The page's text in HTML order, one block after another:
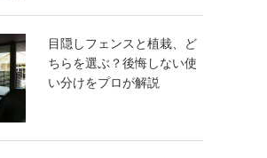
目隠しフェンスと植栽、ど
ちらを選ぶ？後悔しない使
い分けをプロが解説